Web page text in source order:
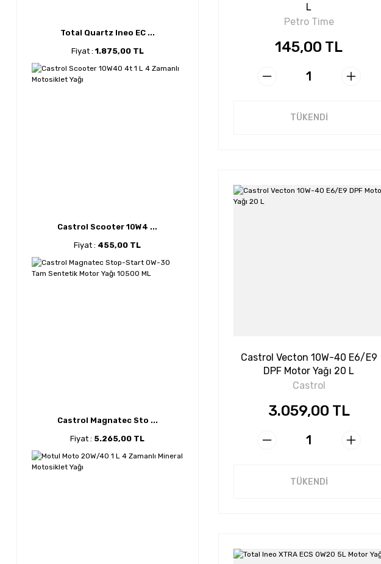
Total Quartz Ineo EC ...
Fiyat : 1.875,00 TL
Castrol Scooter 10W4 ...
Fiyat : 455,00 TL
Castrol Magnatec Sto ...
Fiyat : 5.265,00 TL
L
Petro Time
145,00 TL
TÜKENDİ
Castrol Vecton 10W-40 E6/E9
DPF Motor Yağı 20 L
Castrol
3.059,00 TL
TÜKENDİ